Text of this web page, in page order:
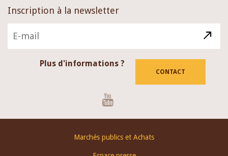
Inscription à la newsletter
Plus d'informations ?
CONTACT
Marchés publics et Achats